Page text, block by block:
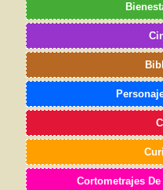
Cortometrajes